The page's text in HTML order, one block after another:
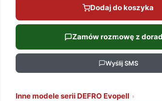
Dodaj do koszyka
Zamów rozmowę z
Wyślij SMS
Inne modele serii DEFRO Evopell